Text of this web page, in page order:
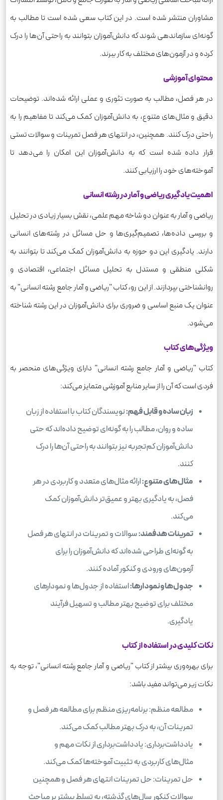
مشاوران منتشر شده است. در این کتاب سعی شده است تا مطالب به
گونه‌ای سازماندهی شوند که دانش‌آموزان بتوانند به راحتی آن‌ها را درک
کرده و در آزمون‌های مختلف به کار ببرند.
محتوای آموزشی
در هر فصل، مطالب به صورت تئوری و عملی ارائه شده‌اند. توضیحات
دقیق و مثال‌های متنوع، به دانش‌آموزان کمک می‌کند تا مفاهیم را به
راحتی درک کنند. همچنین، در انتهای هر فصل تمرینات و سوالات تستی
قرار داده شده است که به دانش‌آموزان این امکان را می‌دهد تا
آموخته‌های خود را ارزیابی کنند.
اهمیت یادگیری ریاضی و آمار در رشته انسانی
ریاضی و آمار به عنوان دو شاخه مهم علمی، نقش بسیار زیادی در تحلیل
و بررسی داده‌ها، تصمیم‌گیری‌ها و حل مسائل در رشته‌های انسانی
دارند. یادگیری این دو حوزه به دانش‌آموزان کمک می‌کند تا بتوانند به
شکلی منطقی و مستدل به تحلیل مسائل اجتماعی، اقتصادی و
روانشناختی بپردازند. از این رو، کتاب "ریاضی و آمار جامع رشته انسانی" به
عنوان یک منبع اساسی و ضروری برای دانش‌آموزان در این رشته شناخته
می‌شود.
ویژگی‌های کتاب
کتاب "ریاضی و آمار جامع رشته انسانی" دارای ویژگی‌های منحصر به
فردی است که آن را از سایر منابع آموزشی متمایز می‌کند:
زبان ساده و قابل فهم:نویسندگان کتاب با استفاده از زبان
ساده و روان، مطالب را به گونه‌ای توضیح داده‌اند که حتی
دانش‌آموزان کم‌تجربه نیز بتوانند به راحتی آن‌ها را درک
کنند.
مثال‌های متنوع:ارائه مثال‌های متعدد و کاربردی در هر
فصل، به یادگیری بهتر و عمیق‌تر دانش‌آموزان کمک
می‌کند.
تمرینات هدفمند:سوالات و تمرینات در انتهای هر فصل
به گونه‌ای طراحی شده‌اند که دانش‌آموزان را برای
آزمون‌های ورودی و کنکور آماده کنند.
جدول‌ها و نمودارها:استفاده از جدول‌ها و نمودارهای
مختلف برای توضیح بهتر مطالب و تسهیل فرآیند
یادگیری.
نکات کلیدی در استفاده از کتاب
برای بهره‌وری بیشتر از کتاب "ریاضی و آمار جامع رشته انسانی"، توجه به
نکات زیر می‌تواند مفید باشد:
مطالعه منظم: برنامه‌ریزی منظم برای مطالعه هر فصل و
تمرینات آن، به درک بهتر مطالب کمک می‌کند.
یادداشت‌برداری: یادداشت‌برداری از نکات مهم و
مثال‌های کاربردی به تثبیت آموخته‌ها کمک می‌کند.
حل تمرینات: حل تمرینات انتهای هر فصل و همچنین
سوالات کنکور سال‌های گذشته، به تسلط بیشتر بر مباحث